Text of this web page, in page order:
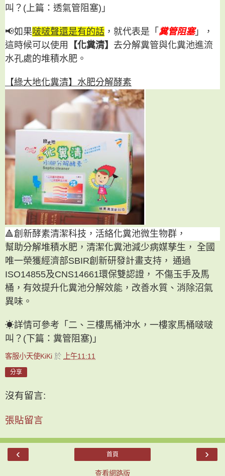
叫？(上篇：透氣管阻塞) 」
📢如果啵啵聲還是有的話 ，就代表是「 糞管阻塞」，
這時候可以使用
【化糞清】 去分解糞管與化糞池進流
水孔處的堆積水肥。
【綠大地化糞清】水肥分解酵素
🔺創新酵素清潔科技，活絡化糞池微生物群，
幫助分解堆積水肥，清潔化糞池減少病媒孳生， 全國
唯一榮獲經濟部SBIR創新研發計畫支持， 通過
ISO14855及CNS14661環保雙認證， 不傷玉手及馬
桶，有效提升化糞池分解效能，改善水質、消除沼氣
異味。
☀詳情可參考「 二、三樓馬桶沖水，一樓家馬桶啵啵
叫？(下篇：糞管阻塞) 」
客服小天使KiKi 於 上午11:11
分享
沒有留言:
張貼留言
‹ ›
首頁
查看網路版